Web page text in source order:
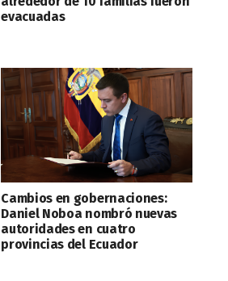
evacuadas
Cambios en gobernaciones:
Daniel Noboa nombró nuevas
autoridades en cuatro
provincias del Ecuador